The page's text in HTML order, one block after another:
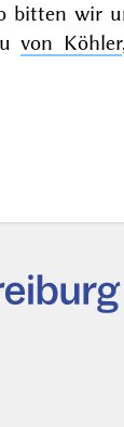
bitten wir
von Köhler